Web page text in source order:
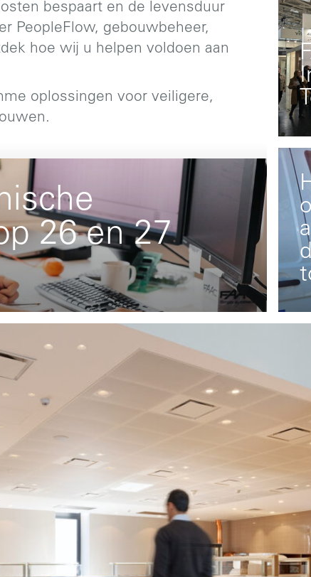
bespaart en de levensduur
PeopleFlow, gebouwbeheer,
hoe wij u helpen voldoen aan
oplossingen voor veiligere,
26 en 27